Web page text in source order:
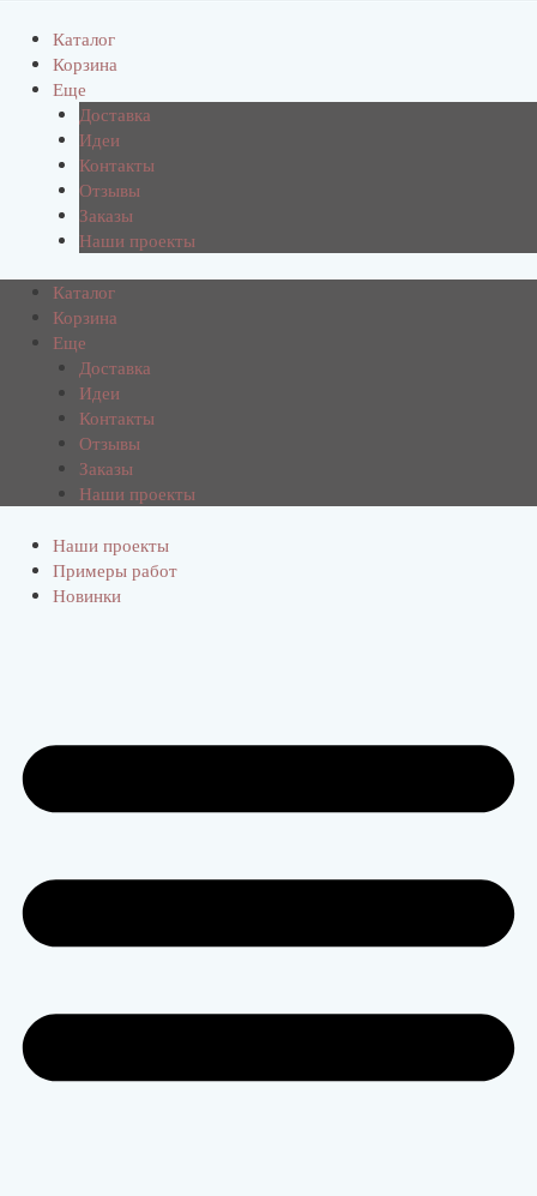
Каталог
Корзина
Еще
Доставка
Идеи
Контакты
Отзывы
Заказы
Наши проекты
Каталог
Корзина
Еще
Доставка
Идеи
Контакты
Отзывы
Заказы
Наши проекты
Наши проекты
Примеры работ
Новинки